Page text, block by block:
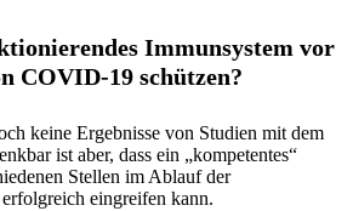
Immunsystem vor
COVID-19 schützen?
keine Ergebnisse von Studien mit dem
ist aber, dass ein „kompetentes“
Stellen im Ablauf der
eingreifen kann.